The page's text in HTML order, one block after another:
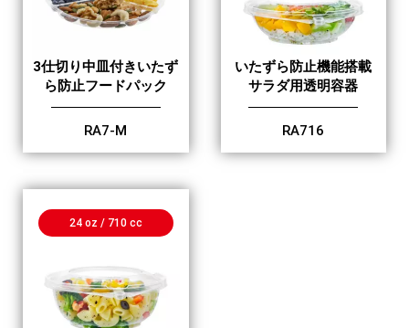
3仕切り中皿付きいたず
ら防止フードパック
RA7-M
いたずら防止機能搭載
サラダ用透明容器
RA716
24 oz / 710 cc